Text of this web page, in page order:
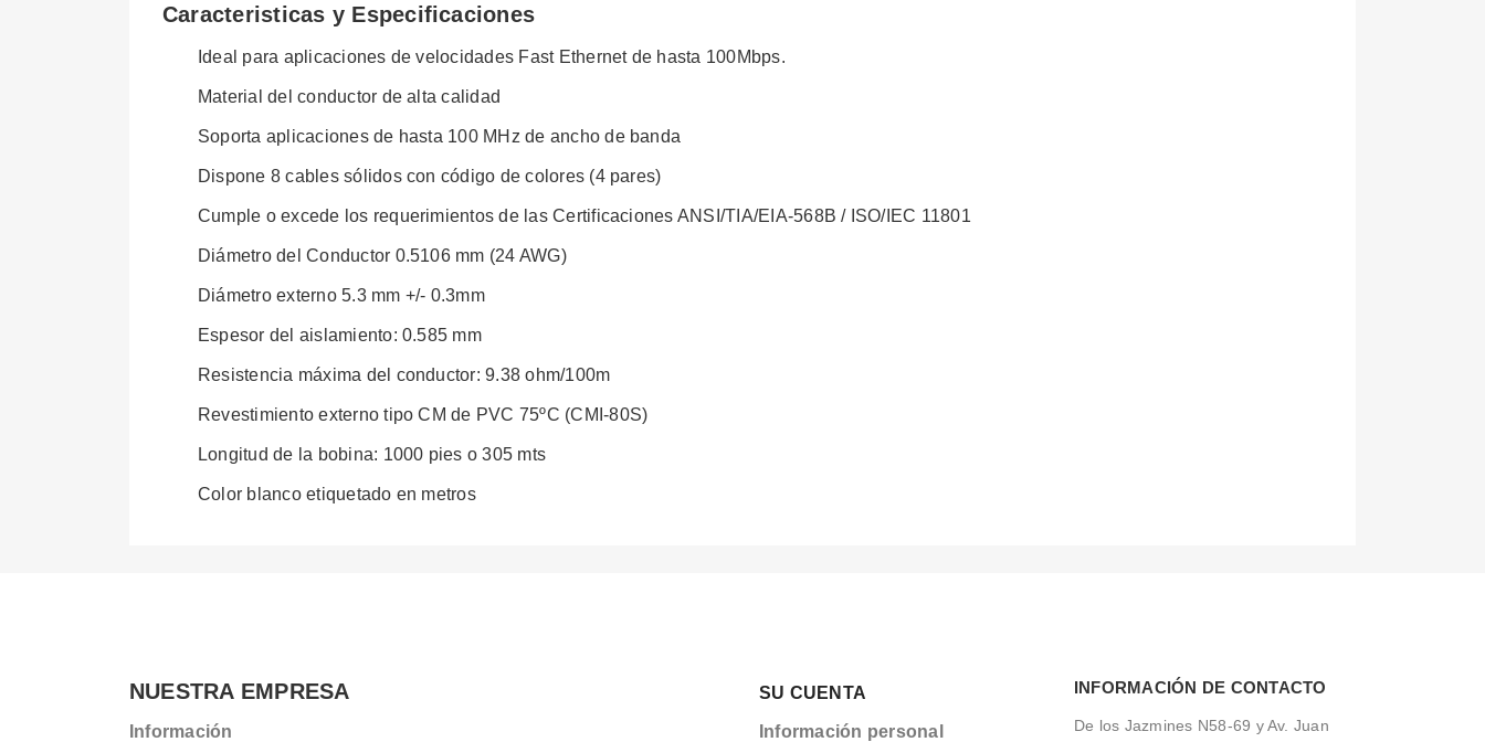
Caracteristicas y Especificaciones
Ideal para aplicaciones de velocidades Fast Ethernet de hasta 100Mbps.
Material del conductor de alta calidad
Soporta aplicaciones de hasta 100 MHz de ancho de banda
Dispone 8 cables sólidos con código de colores (4 pares)
Cumple o excede los requerimientos de las Certificaciones ANSI/TIA/EIA-568B / ISO/IEC 11801
Diámetro del Conductor 0.5106 mm (24 AWG)
Diámetro externo 5.3 mm +/- 0.3mm
Espesor del aislamiento: 0.585 mm
Resistencia máxima del conductor: 9.38 ohm/100m
Revestimiento externo tipo CM de PVC 75ºC (CMI-80S)
Longitud de la bobina: 1000 pies o 305 mts
Color blanco etiquetado en metros
NUESTRA EMPRESA
Información
SU CUENTA
Información personal
INFORMACIÓN DE CONTACTO
De los Jazmines N58-69 y Av. Juan